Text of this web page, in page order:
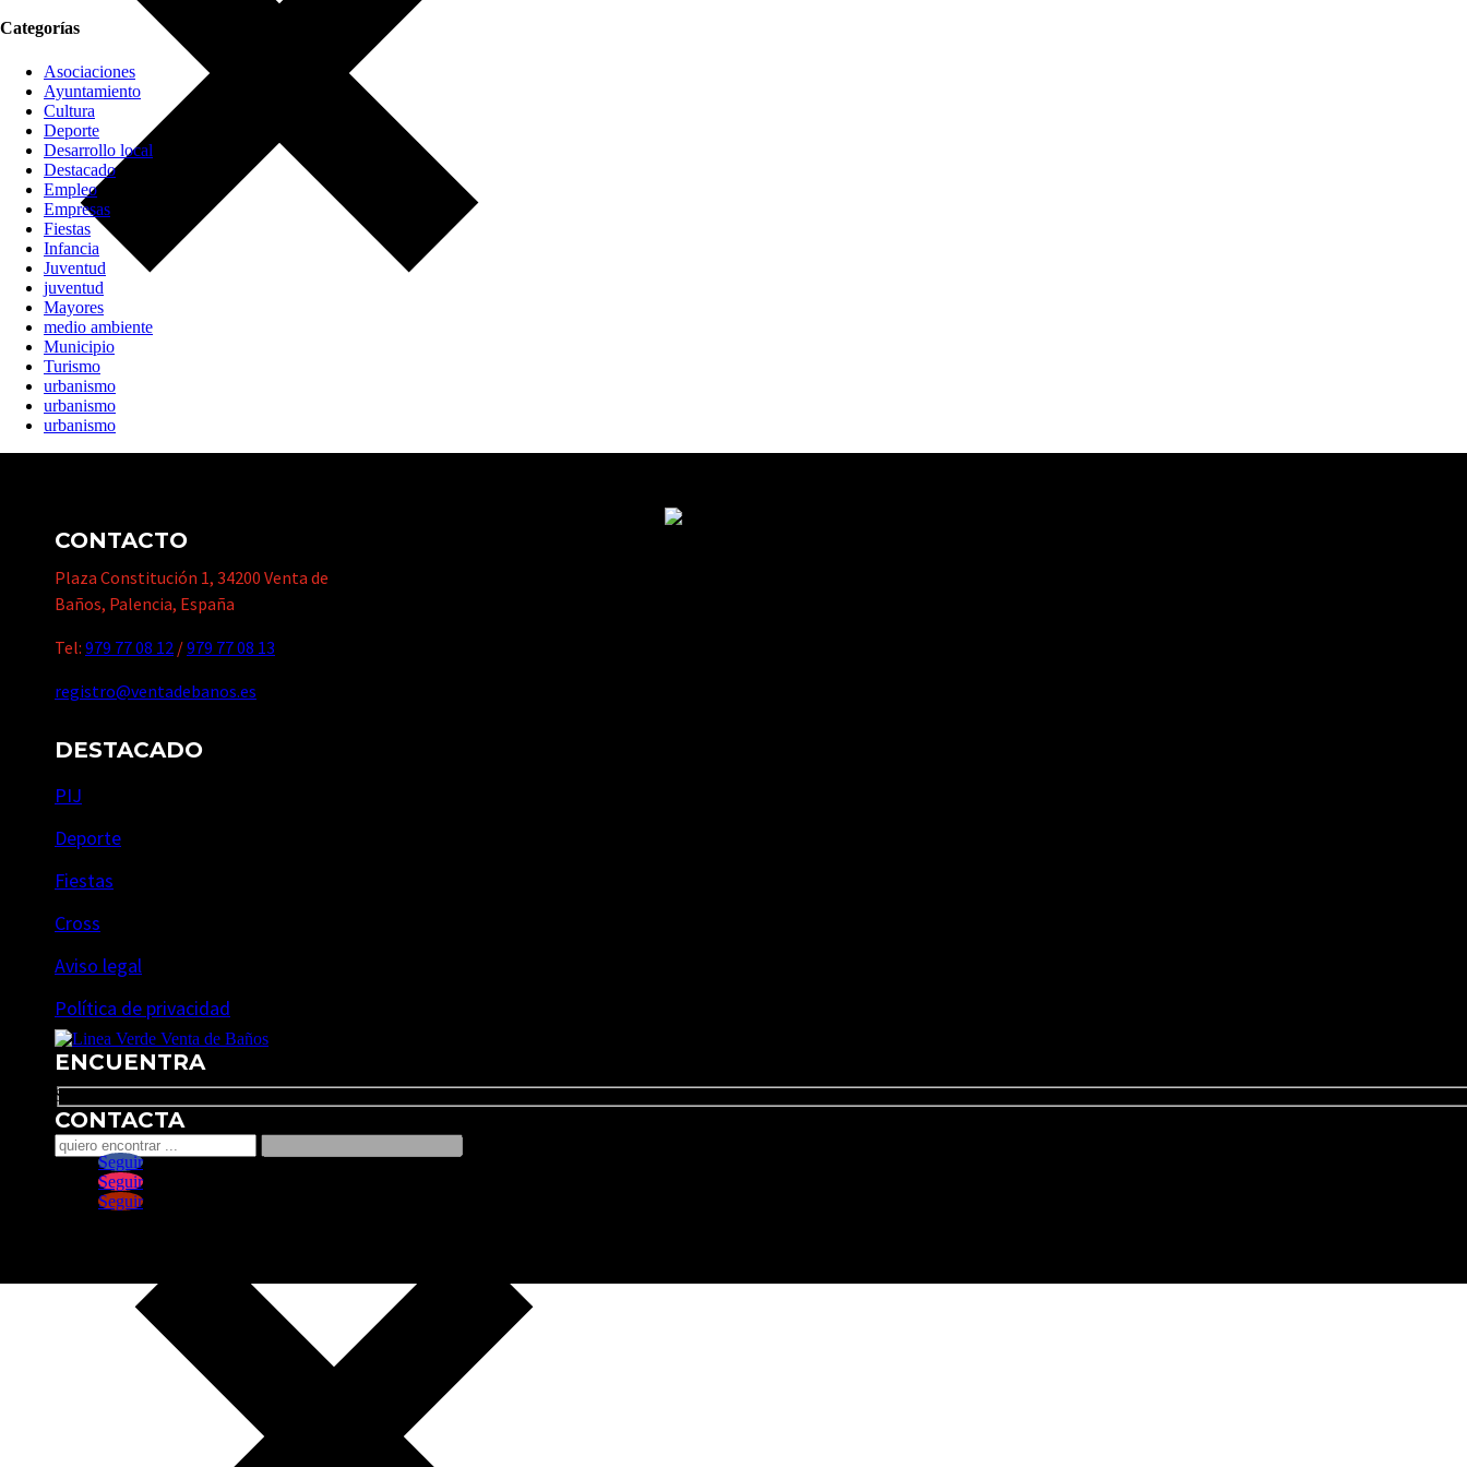
Categorías
Asociaciones
Ayuntamiento
Cultura
Deporte
Desarrollo local
Destacado
Empleo
Empresas
Fiestas
Infancia
Juventud
juventud
Mayores
medio ambiente
Municipio
Turismo
urbanismo
urbanismo
urbanismo
CONTACTO
Plaza Constitución 1, 34200 Venta de
Baños, Palencia, España
Tel: 979 77 08 12 /979 77 08 13
registro@ventadebanos.es
DESTACADO
PIJ
Deporte
Fiestas
Cross
Aviso legal
Política de privacidad
ENCUENTRA
Search
CONTACTA
Seguir
Seguir
Seguir